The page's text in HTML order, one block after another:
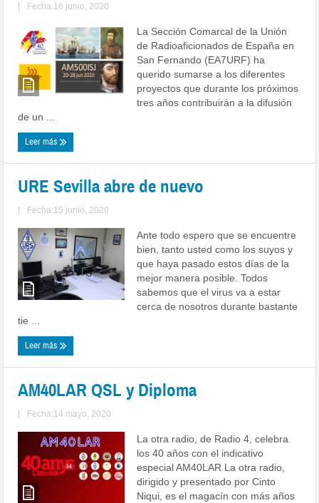
| Fecha:16 junio, 2020
La Sección Comarcal de la Unión
de Radioaficionados de España en
San Fernando (EA7URF) ha
querido sumarse a los diferentes
proyectos que durante los próximos
tres años contribuirán a la difusión
de un ...
Leer más
URE Sevilla abre de nuevo
| Fecha:15 junio, 2020
Ante todo espero que se encuentre
bien, tanto usted como los suyos y
que haya pasado estos días de la
mejor manera posible. Todos
sabemos que el virus va a estar
cerca de nosotros durante bastante
tie ...
Leer más
AM40LAR QSL y Diploma
| Fecha:14 mayo, 2020
La otra radio, de Radio 4, celebra
los 40 años con el indicativo
especial AM40LAR La otra radio,
dirigido y presentado por Cinto
Niqui, es el magacín con más años